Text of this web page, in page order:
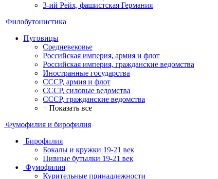
3-ий Рейх, фашистская Германия
Филобутонистика
Пуговицы
Средневековье
Российская империя, армия и флот
Российская империя, гражданские ведомства
Иностранные государства
СССР, армия и флот
СССР, силовые ведомства
СССР, гражданские ведомства
+ Показать все
Фумофилия и бирофилия
Бирофилия
Бокалы и кружки 19-21 век
Пивные бутылки 19-21 век
Фумофилия
Курительные принадлежности